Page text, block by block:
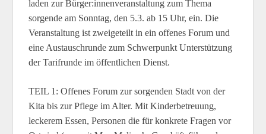
laden zur Bürger:innenveranstaltung zum Thema
sorgende am Sonntag, den 5.3. ab 15 Uhr, ein. Die
Veranstaltung ist zweigeteilt in ein offenes Forum und
eine Austauschrunde zum Schwerpunkt Unterstützung
der Tarifrunde im öffentlichen Dienst.
TEIL 1: Offenes Forum zur sorgenden Stadt von der
Kita bis zur Pflege im Alter. Mit Kinderbetreuung,
leckerem Essen, Personen die für konkrete Fragen vor